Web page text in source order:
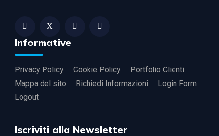
Informative
Privacy Policy Cookie Policy
Portfolio Clienti
Mappa del sito
Richiedi Informazioni
Login Form
Logout
Iscriviti alla Newsletter